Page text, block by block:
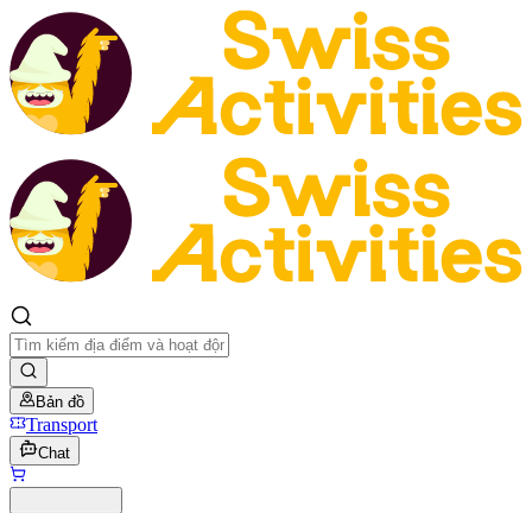
Bản đồ
Transport
Chat